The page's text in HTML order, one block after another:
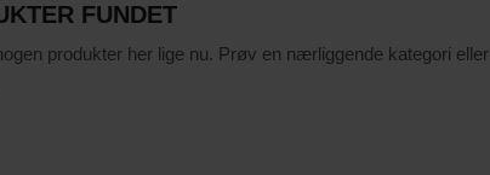
FUNDET
produkter her lige nu. Prøv en nærliggende kategori eller